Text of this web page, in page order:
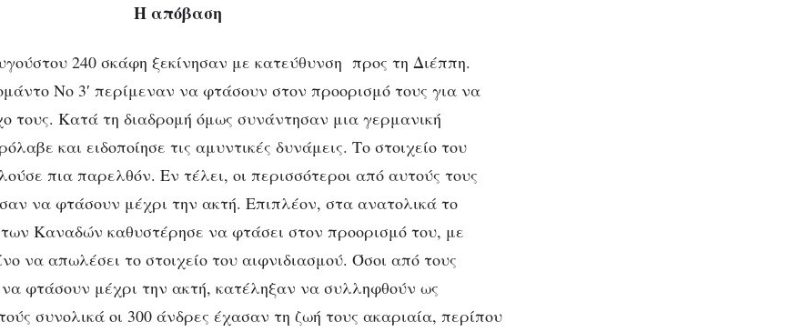
Η απόβαση
240 σκάφη ξεκίνησαν με κατεύθυνση προς τη Διέππη.
Νο 3′ περίμεναν να φτάσουν στον προορισμό τους για να
τους. Κατά τη διαδρομή όμως συνάντησαν μια γερμανική
και ειδοποίησε τις αμυντικές δυνάμεις. Το στοιχείο του
πια παρελθόν. Εν τέλει, οι περισσότεροι από αυτούς τους
να φτάσουν μέχρι την ακτή. Επιπλέον, στα ανατολικά το
Καναδών καθυστέρησε να φτάσει στον προορισμό του, με
να απωλέσει το στοιχείο του αιφνιδιασμού. Όσοι από τους
φτάσουν μέχρι την ακτή, κατέληξαν να συλληφθούν ως
συνολικά οι 300 άνδρες έχασαν τη ζωή τους ακαριαία, περίπου